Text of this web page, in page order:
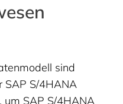
sind
SAP S/4HANA
um SAP S/4HANA